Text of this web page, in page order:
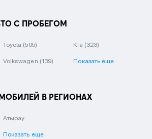
С ПРОБЕГОМ
Toyota (505) Kia (323)
Volkswagen (139) Показать еще
В РЕГИОНАХ
Атырау
Показать еще